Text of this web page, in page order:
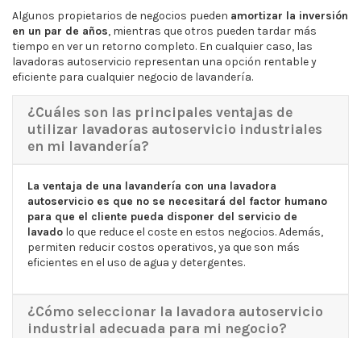
Algunos propietarios de negocios pueden amortizar la inversión
en un par de años, mientras que otros pueden tardar más
tiempo en ver un retorno completo. En cualquier caso, las
lavadoras autoservicio representan una opción rentable y
eficiente para cualquier negocio de lavandería.
¿Cuáles son las principales ventajas de
utilizar lavadoras autoservicio industriales
en mi lavandería?
La ventaja de una lavandería con una lavadora
autoservicio es que no se necesitará del factor humano
para que el cliente pueda disponer del servicio de
lavadolo que reduce el coste en estos negocios. Además,
permiten reducir costos operativos, ya que son más
eficientes en el uso de agua y detergentes.
¿Cómo seleccionar la lavadora autoservicio
industrial adecuada para mi negocio?